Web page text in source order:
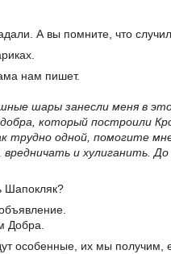
А вы помните, что
нам пишет.
шары занесли меня в
который построили
трудно одной, помогите
и хулиганить.
Шапокляк?
Добра.
особенные, их мы получим,